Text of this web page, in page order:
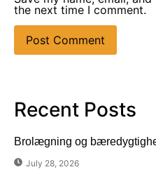
the next time I comment.
Recent Posts
Brolægning og
July 28, 2026